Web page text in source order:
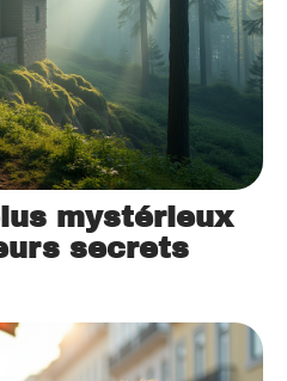
mystérieux
secrets